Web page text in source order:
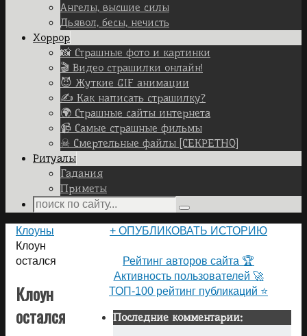
Ангелы, высшие силы
Дьявол, бесы, нечисть
Хоррор
📸 Страшные фото и картинки
🎬 Видео страшилки онлайн!
😈 Жуткие GIF анимации
✍ Как написать страшилку?
🌍 Страшные сайты интернета
📹 Самые страшные фильмы
☠ Смертельные файлы [СЕКРЕТНО]
Ритуалы
Гадания
Приметы
Search
Search
Home
Клоуны
Клоун
остался
Клоун
остался
+ ОПУБЛИКОВАТЬ ИСТОРИЮ
Рейтинг авторов сайта 🏆
Активность пользователей 🚀
ТОП-100 рейтинг публикаций ⭐
Последние комментарии: